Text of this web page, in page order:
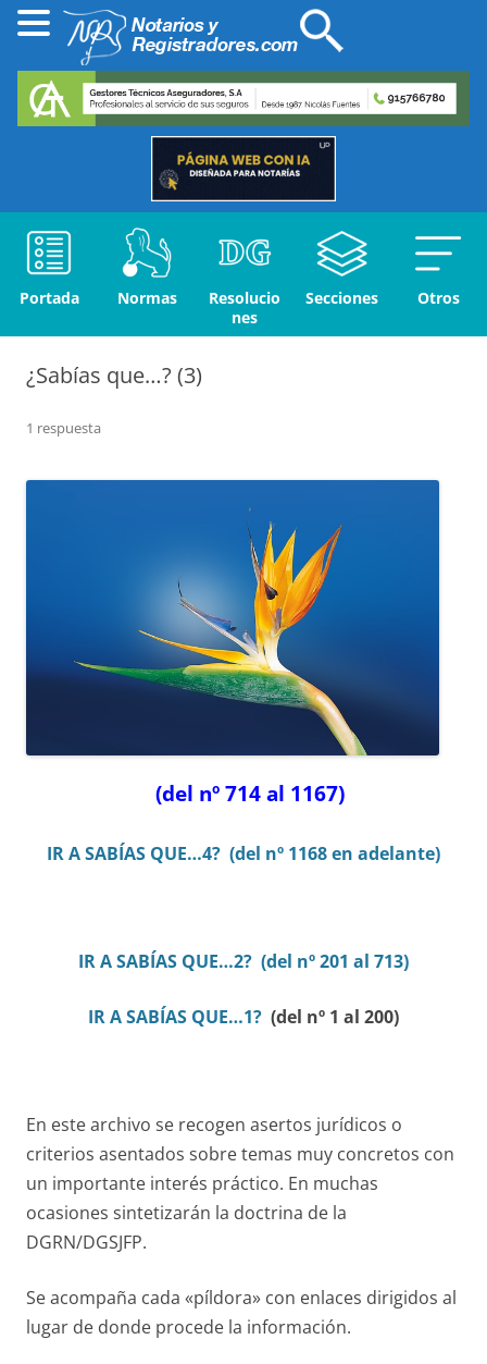
Portada Normas
Resolucio
nes
Secciones Otros
¿Sabías que…? (3)
1 respuesta
(del nº 714 al 1167)
IR A SABÍAS QUE…4? (del nº 1168 en adelante)
IR A SABÍAS QUE…2? (del nº 201 al 713)
IR ASABÍAS QUE…1? (del nº 1 al 200)
En este archivo se recogen asertos jurídicos o
criterios asentados sobre temas muy concretos con
un importante interés práctico. En muchas
ocasiones sintetizarán la doctrina de la
DGRN/DGSJFP.
Se acompaña cada «píldora» con enlaces dirigidos al
lugar de donde procede la información.